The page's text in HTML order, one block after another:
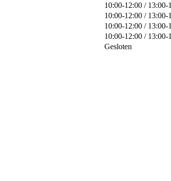
10:00-12:00 / 13:00-
10:00-12:00 / 13:00-
10:00-12:00 / 13:00-
10:00-12:00 / 13:00-
Gesloten